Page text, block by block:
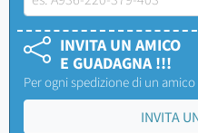
INVITA UN AMICO
E GUADAGNA !!!
Per ogni spedizione di un
INVITA